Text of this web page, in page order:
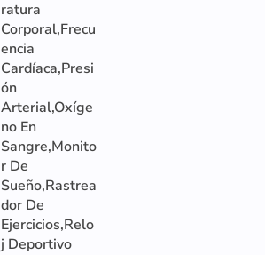
ratura
Corporal,Frecu
encia
Cardíaca,Presi
ón
Arterial,Oxíge
no En
Sangre,Monito
r De
Sueño,Rastrea
dor De
Ejercicios,Relo
j Deportivo